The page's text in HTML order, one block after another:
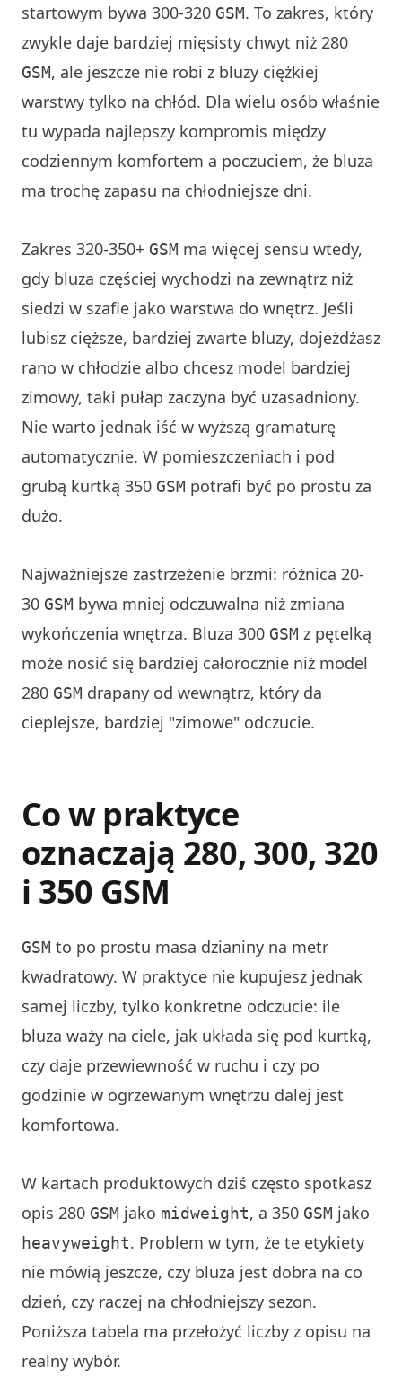
startowym bywa 300-320 GSM. To zakres, który
zwykle daje bardziej mięsisty chwyt niż 280
GSM, ale jeszcze nie robi z bluzy ciężkiej
warstwy tylko na chłód. Dla wielu osób właśnie
tu wypada najlepszy kompromis między
codziennym komfortem a poczuciem, że bluza
ma trochę zapasu na chłodniejsze dni.
Zakres 320-350+ GSM ma więcej sensu wtedy,
gdy bluza częściej wychodzi na zewnątrz niż
siedzi w szafie jako warstwa do wnętrz. Jeśli
lubisz cięższe, bardziej zwarte bluzy, dojeżdżasz
rano w chłodzie albo chcesz model bardziej
zimowy, taki pułap zaczyna być uzasadniony.
Nie warto jednak iść w wyższą gramaturę
automatycznie. W pomieszczeniach i pod
grubą kurtką 350 GSM potrafi być po prostu za
dużo.
Najważniejsze zastrzeżenie brzmi: różnica 20-
30 GSM bywa mniej odczuwalna niż zmiana
wykończenia wnętrza. Bluza 300 GSM z pętelką
może nosić się bardziej całorocznie niż model
280 GSM drapany od wewnątrz, który da
cieplejsze, bardziej "zimowe" odczucie.
Co w praktyce
oznaczają 280, 300, 320
i 350 GSM
GSM to po prostu masa dzianiny na metr
kwadratowy. W praktyce nie kupujesz jednak
samej liczby, tylko konkretne odczucie: ile
bluza waży na ciele, jak układa się pod kurtką,
czy daje przewiewność w ruchu i czy po
godzinie w ogrzewanym wnętrzu dalej jest
komfortowa.
W kartach produktowych dziś często spotkasz
opis 280 GSM jako midweight, a 350 GSM jako
heavyweight. Problem w tym, że te etykiety
nie mówią jeszcze, czy bluza jest dobra na co
dzień, czy raczej na chłodniejszy sezon.
Poniższa tabela ma przełożyć liczby z opisu na
realny wybór.